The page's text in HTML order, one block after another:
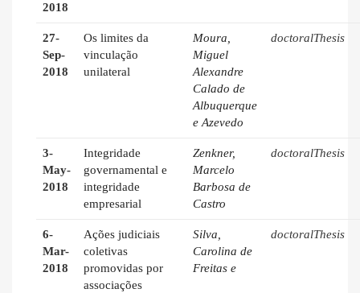
2018
27-
Sep-
2018
Os limites da
vinculação
unilateral
Moura,
Miguel
Alexandre
Calado de
Albuquerque
e Azevedo
doctoralThesis
3-
May-
2018
Integridade
governamental e
integridade
empresarial
Zenkner,
Marcelo
Barbosa de
Castro
doctoralThesis
6-
Mar-
2018
Ações judiciais
coletivas
promovidas por
associações
Silva,
Carolina de
Freitas e
doctoralThesis